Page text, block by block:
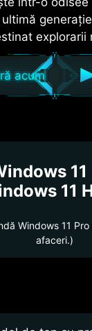
explorarii
acum
11
11
Windows 11
afaceri.)